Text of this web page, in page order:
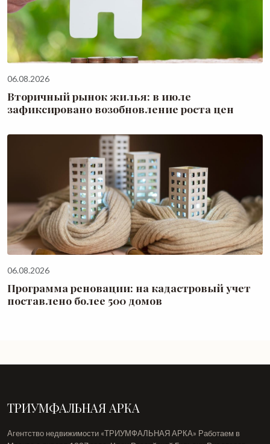
06.08.2026
Вторичный рынок жилья: в июле
зафиксировано возобновление роста цен
06.08.2026
Программа реновации: на кадастровый учет
поставлено более 500 домов
ТРИУМФАЛЬНАЯ АРКА
Агентство недвижимости «ТРИУМФАЛЬНАЯ АРКА» Работаем в